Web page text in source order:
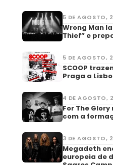
5 DE AGOSTO,
Wrong Man
Thief” e
5 DE AGOSTO,
SCOOP
Praga a
4 DE AGOSTO,
For The
com a
3 DE AGOSTO,
Megadeth
europeia de